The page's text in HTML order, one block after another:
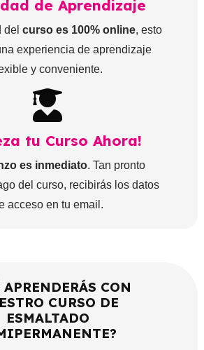
de Aprendizaje
del curso es 100% online, esto
experiencia de aprendizaje
y conveniente.
tu Curso Ahora!
es inmediato. Tan pronto
del curso, recibirás los datos
acceso en tu email.
APRENDERÁS CON
CURSO DE
ESMALTADO